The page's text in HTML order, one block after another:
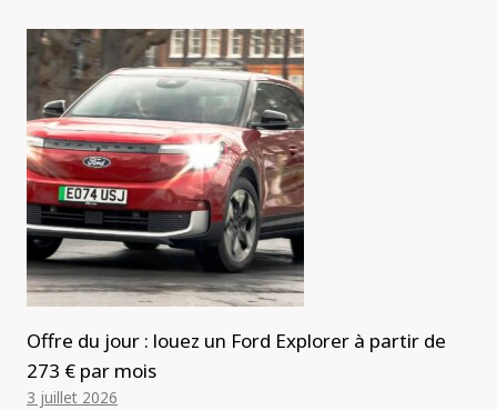
Offre du jour : louez un Ford Explorer à partir de
273 € par mois
3 juillet 2026